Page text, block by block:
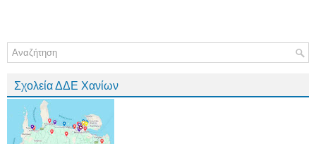
Σχολεία ΔΔΕ Χανίων